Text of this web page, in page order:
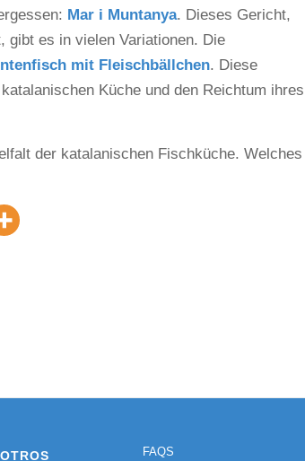
Mar i Muntanya. Dieses Gericht,
gibt es in vielen Variationen. Die
mit Fleischbällchen. Diese
Küche und den Reichtum ihres
der katalanischen Fischküche. Welches
FAQS